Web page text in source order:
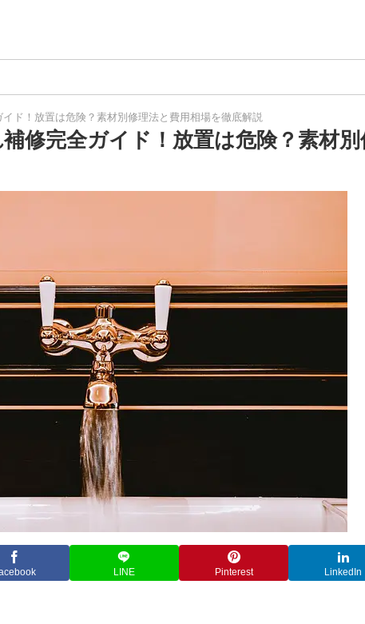
ド！放置は危険？素材別修理法と費用相場を徹底解説
修完全ガイド！放置は危険？素材別
LINE Pinterest LinkedIn